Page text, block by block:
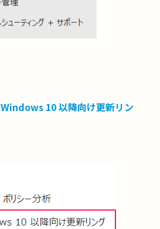
Windows 10 以降向け更新リン